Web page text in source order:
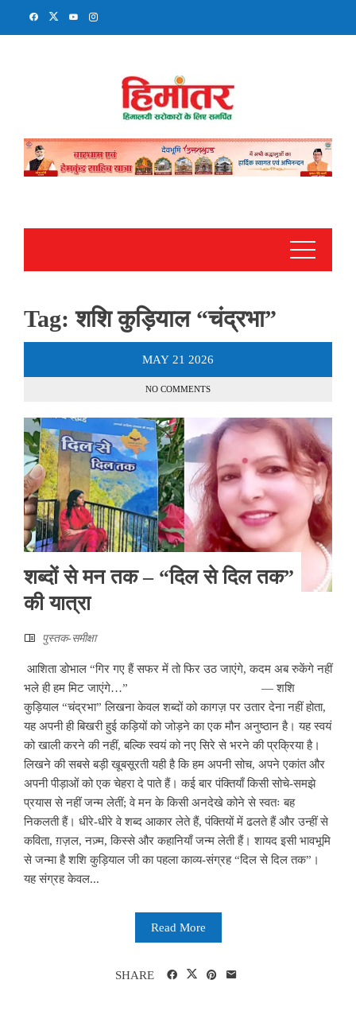
Tag:शशि कुड़ियाल “चंद्रभा”
MAY 21 2026
NO COMMENTS
शब्दों से मन तक – “दिल से दिल तक”
की यात्रा
पुस्तक-समीक्षा
आशिता डोभाल “गिर गए हैं सफर में तो फिर उठ जाएंगे, कदम अब रुकेंगे नहीं
भले ही हम मिट जाएंगे…” — शशि
कुड़ियाल “चंद्रभा” लिखना केवल शब्दों को कागज़ पर उतार देना नहीं होता,
यह अपनी ही बिखरी हुई कड़ियों को जोड़ने का एक मौन अनुष्ठान है। यह स्वयं
को खाली करने की नहीं, बल्कि स्वयं को नए सिरे से भरने की प्रक्रिया है।
लिखने की सबसे बड़ी खूबसूरती यही है कि हम अपनी सोच, अपने एकांत और
अपनी पीड़ाओं को एक चेहरा दे पाते हैं। कई बार पंक्तियाँ किसी सोचे-समझे
प्रयास से नहीं जन्म लेतीं; वे मन के किसी अनदेखे कोने से स्वतः बह
निकलती हैं। धीरे-धीरे वे शब्द आकार लेते हैं, पंक्तियों में ढलते हैं और उन्हीं से
कविता, ग़ज़ल, नज़्म, किस्से और कहानियाँ जन्म लेती हैं। शायद इसी भावभूमि
से जन्मा है शशि कुड़ियाल जी का पहला काव्य-संग्रह “दिल से दिल तक”।
यह संग्रह केवल...
Read More
SHARE